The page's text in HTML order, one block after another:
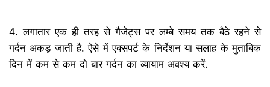
4. लगातार एक ही तरह से गैजेट्स पर लम्बे समय तक बैठे रहने से
गर्दन अकड़ जाती है. ऐसे में एक्सपर्ट के निर्देशन या सलाह के मुताबिक
दिन में कम से कम दो बार गर्दन का व्यायाम अवश्य करें.